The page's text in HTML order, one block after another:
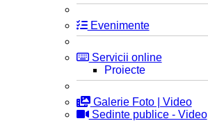
Evenimente
Servicii online
Proiecte
Galerie Foto | Video
Sedinte publice - Video